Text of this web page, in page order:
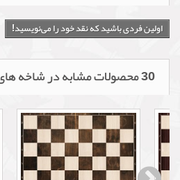
اولین فردی باشید که نقد خود را می‌نویسید!
30 محصولات مشابه در شاخه های مختلف: